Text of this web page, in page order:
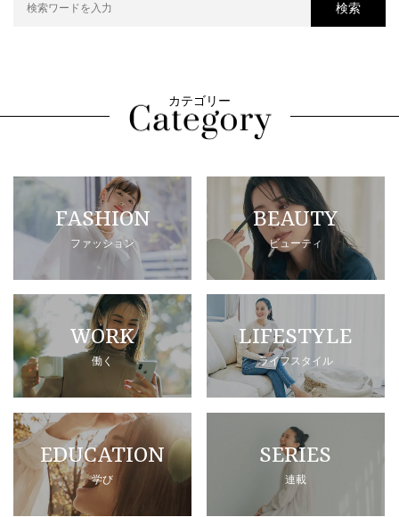
検索
カテゴリー
FASHION
ファッション
BEAUTY
ビューティ
WORK
働く
LIFESTYLE
ライフスタイル
EDUCATION
学び
SERIES
連載